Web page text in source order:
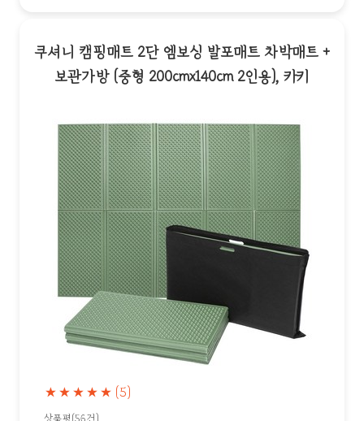
쿠셔니 캠핑매트 2단 엠보싱 발포매트 차박매트 +
보관가방 (중형 200cmx140cm 2인용), 카키
★★★★★ (5)